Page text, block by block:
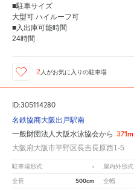
■駐車サイズ
大型可 ハイルーフ可
■入出庫可能時間
24時間
2 人がお気に入りの駐車場
ID:305114280
名鉄協商大阪出戸駅南
一般財団法人大阪水泳協会から 371m
大阪府大阪市平野区長吉長原西1-5
駐車場形式 - 屋内外形式
全長 500cm 全幅